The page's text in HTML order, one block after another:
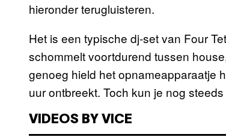
hieronder terugluisteren.
Het is een typische dj-set van Four
schommelt voortdurend tussen
genoeg hield het opnameapparaatje
uur ontbreekt. Toch kun je nog
VIDEOS BY VICE